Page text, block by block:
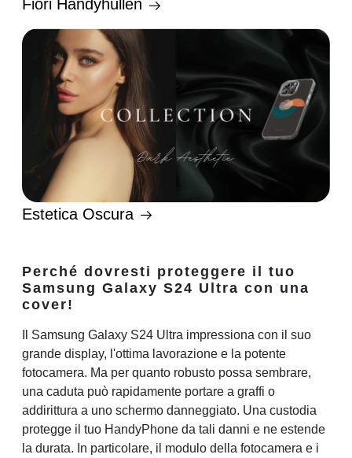
Fiori Handyhüllen
Estetica Oscura
Perché dovresti proteggere il tuo
Samsung Galaxy S24 Ultra con una
cover!
Il Samsung Galaxy S24 Ultra impressiona con il suo
grande display, l'ottima lavorazione e la potente
fotocamera. Ma per quanto robusto possa sembrare,
una caduta può rapidamente portare a graffi o
addirittura a uno schermo danneggiato. Una custodia
protegge il tuo HandyPhone da tali danni e ne estende
la durata. In particolare, il modulo della fotocamera e i